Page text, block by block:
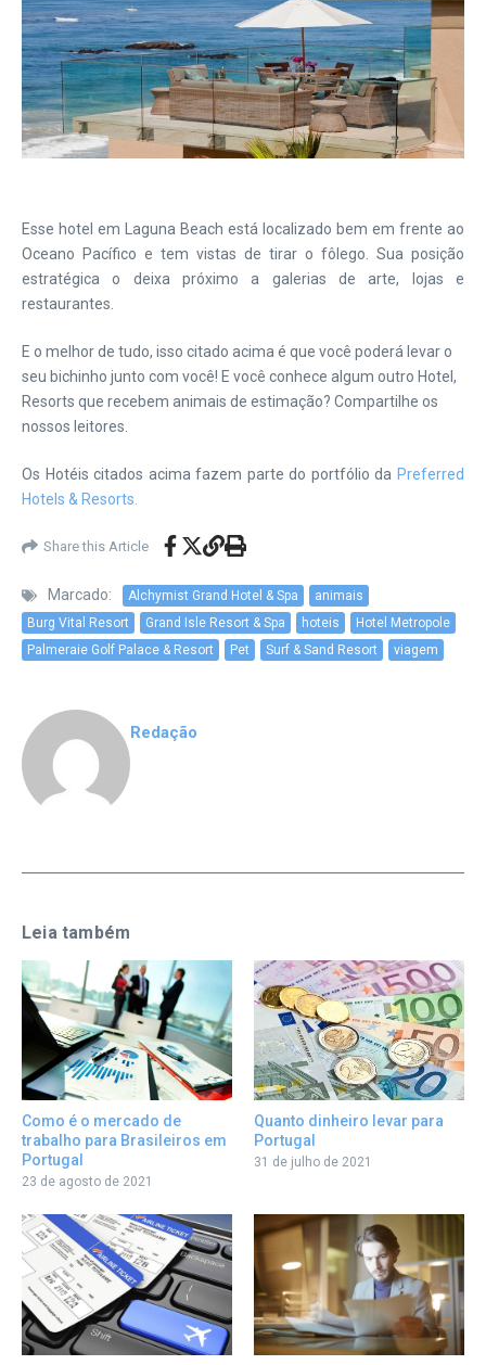
Esse hotel em Laguna Beach está localizado bem em frente ao
Oceano Pacífico e tem vistas de tirar o fôlego. Sua posição
estratégica o deixa próximo a galerias de arte, lojas e
restaurantes.
E o melhor de tudo, isso citado acima é que você poderá levar o
seu bichinho junto com você! E você conhece algum outro Hotel,
Resorts que recebem animais de estimação? Compartilhe os
nossos leitores.
Os Hotéis citados acima fazem parte do portfólio da Preferred
Hotels & Resorts.
Share this Article
Marcado: Alchymist Grand Hotel & Spa
animais
Burg Vital Resort
Grand Isle Resort & Spa hoteis
Hotel Metropole
Palmeraie Golf Palace & Resort
Pet Surf & Sand Resort viagem
Redação
Leia também
Como é o mercado de
trabalho para Brasileiros em
Portugal
23 de agosto de 2021
Quanto dinheiro levar para
Portugal
31 de julho de 2021